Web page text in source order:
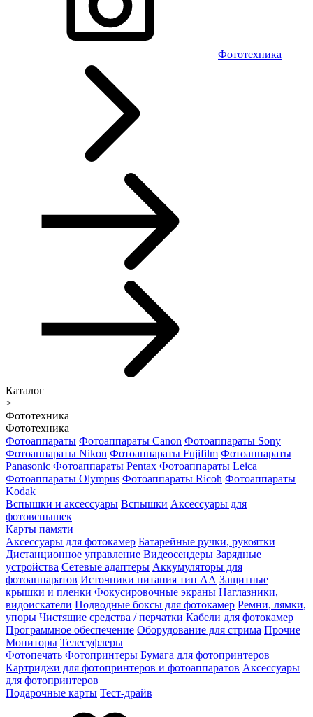
Фототехника
Каталог
>
Фототехника
Фототехника
Фотоаппараты Фотоаппараты Canon Фотоаппараты Sony
Фотоаппараты Nikon Фотоаппараты Fujifilm Фотоаппараты
Panasonic Фотоаппараты Pentax Фотоаппараты Leica
Фотоаппараты Olympus Фотоаппараты Ricoh Фотоаппараты
Kodak
Вспышки и аксессуары Вспышки Аксессуары для
фотовспышек
Карты памяти
Аксессуары для фотокамер Батарейные ручки, рукоятки
Дистанционное управление Видеосендеры Зарядные
устройства Сетевые адаптеры Аккумуляторы для
фотоаппаратов Источники питания тип АА Защитные
крышки и пленки Фокусировочные экраны Наглазники,
видоискатели Подводные боксы для фотокамер Ремни, лямки,
упоры Чистящие средства / перчатки Кабели для фотокамер
Программное обеспечение Оборудование для стрима Прочие
Мониторы Телесуфлеры
Фотопечать Фотопринтеры Бумага для фотопринтеров
Картриджи для фотопринтеров и фотоаппаратов Аксессуары
для фотопринтеров
Подарочные карты Тест-драйв